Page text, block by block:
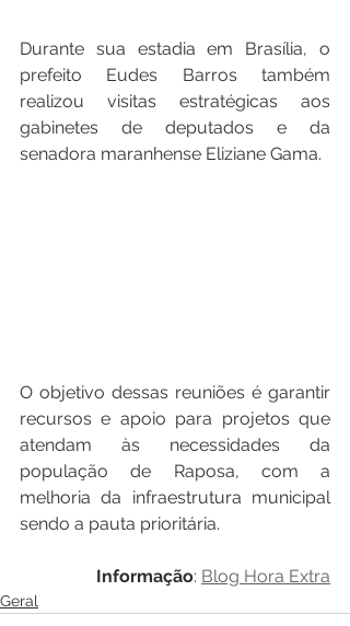
Durante sua estadia em Brasília, o
prefeito Eudes Barros também
realizou visitas estratégicas aos
gabinetes de deputados e da
senadora maranhense Eliziane Gama.
O objetivo dessas reuniões é garantir
recursos e apoio para projetos que
atendam às necessidades da
população de Raposa, com a
melhoria da infraestrutura municipal
sendo a pauta prioritária.
Informação: Blog Hora Extra
Geral